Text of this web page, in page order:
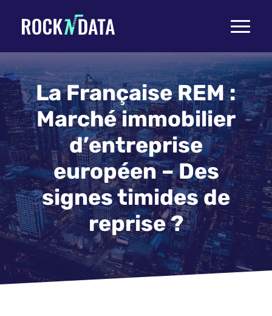
Toggle
La Française REM :
Marché immobilier
d’entreprise
européen – Des
signes timides de
reprise ?